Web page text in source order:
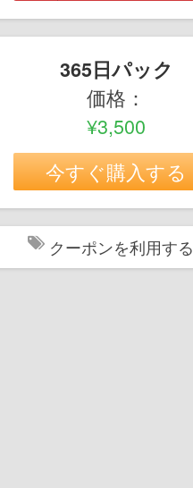
365日パック
価格：
¥3,500
今すぐ購入する
クーポンを利用する